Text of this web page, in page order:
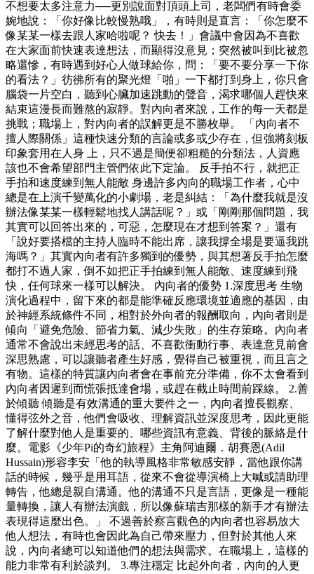
不想要太多注意力──更別說面對頂頭上司，老闆們有時會委
婉地說：「你好像比較慢熟哦」，有時則是直言：「你怎麼不
像某某一樣去跟人家哈啦呢？ 快去！」會議中會因為不喜歡
在大家面前快速表達想法，而顯得沒意見；突然被叫到比被忽
略還慘，有時遇到好心人做球給你，問：「要不要分享一下你
的看法？」彷彿所有的聚光燈「啪」一下都打到身上，你只會
腦袋一片空白，聽到心臟加速跳動的聲音，渴求哪個人趕快來
結束這漫長而難熬的寂靜。對內向者來說，工作的每一天都是
挑戰；職場上，對內向者的誤解更是不勝枚舉。 「內向者不
擅人際關係」這種快速分類的言論或多或少存在，但強將刻板
印象套用在人身 上，只不過是簡便卻粗糙的分類法，人資應
該也不會希望部門主管們依此下定論。 反手拍不行，就把正
手拍和速度練到無人能敵 身邊許多內向的職場工作者，心中
總是在上演千變萬化的小劇場，老是糾結：「為什麼我就是沒
辦法像某某一樣輕鬆地找人講話呢？」或「剛剛那個問題，我
其實可以回答出來的，可惡，怎麼現在才想到答案？」還有
「說好要搭檔的主持人臨時不能出席，讓我撐全場是要逼我跳
海嗎？」其實內向者有許多獨到的優勢，與其想著反手拍怎麼
都打不過人家，倒不如把正手拍練到無人能敵、速度練到飛
快，任何球來一樣可以解決。 內向者的優勢 1.深度思考 生物
演化過程中，留下來的都是能準確反應環境並適應的基因，由
於神經系統條件不同，相對於外向者的報酬取向，內向者則是
傾向「避免危險、節省力氣、減少失敗」的生存策略。內向者
通常不會說出未經思考的話、不喜歡衝動行事、表達意見前會
深思熟慮，可以讓聽者產生好感，覺得自己被重視，而且言之
有物。這樣的特質讓內向者會在事前充分準備，你不太會看到
內向者因遲到而慌張抵達會場，或趕在截止時間前踩線。 2.善
於傾聽 傾聽是有效溝通的重大要件之一，內向者擅長觀察、
懂得弦外之音，他們會吸收、理解資訊並深度思考，因此更能
了解什麼對他人是重要的、哪些資訊有意義、背後的脈絡是什
麼。電影《少年Pi的奇幻旅程》主角阿迪爾．胡賽恩(Adil
Hussain)形容李安「他的執導風格非常敏感安靜，當他跟你講
話的時候，幾乎是用耳語，從來不會從導演椅上大喊或請助理
轉告，他總是親自溝通。他的溝通不只是言語，更像是一種能
量轉換，讓人有辦法演戲，所以像蘇瑞吉那樣的新手才有辦法
表現得這麼出色。」 不過善於察言觀色的內向者也容易放大
他人想法，有時也會因此為自己帶來壓力，但對於其他人來
說，內向者總可以知道他們的想法與需求。在職場上，這樣的
能力非常有利於談判。 3.專注穩定 比起外向者，內向的人更